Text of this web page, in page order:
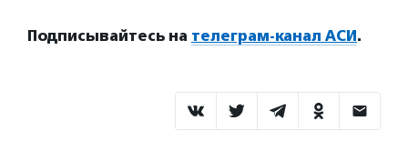
Подписывайтесь на телеграм-канал АСИ.